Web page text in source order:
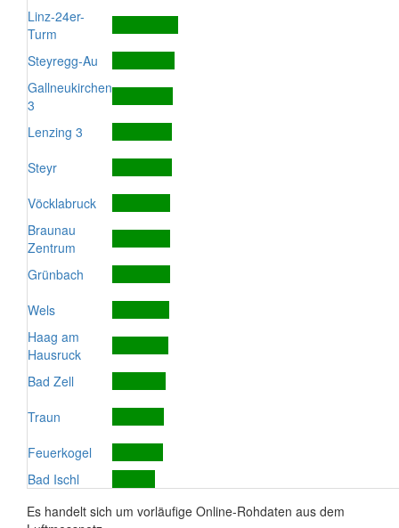
Linz-24er-
Turm
Steyregg-Au
Gallneukirchen
3
Lenzing 3
Steyr
Vöcklabruck
Braunau
Zentrum
Grünbach
Wels
Haag am
Hausruck
Bad Zell
Traun
Feuerkogel
Bad Ischl
Es handelt sich um vorläufige Online-Rohdaten aus dem